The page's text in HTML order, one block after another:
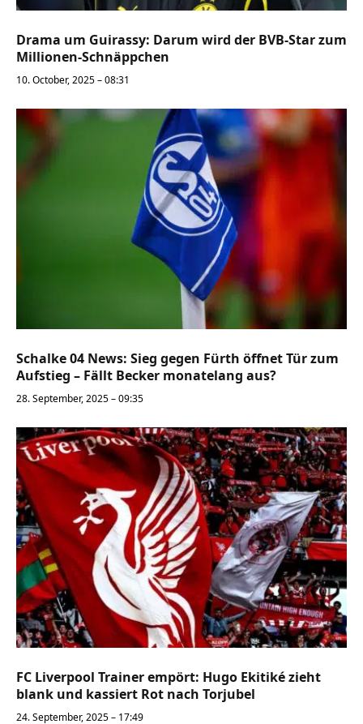
Drama um Guirassy: Darum wird der BVB-Star zum
Millionen-Schnäppchen
10. October, 2025 – 08:31
Schalke 04 News: Sieg gegen Fürth öffnet Tür zum
Aufstieg – Fällt Becker monatelang aus?
28. September, 2025 – 09:35
FC Liverpool Trainer empört: Hugo Ekitiké zieht
blank und kassiert Rot nach Torjubel
24. September, 2025 – 17:49